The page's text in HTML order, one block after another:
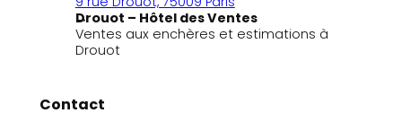
Drouot – Hôtel des Ventes
Ventes aux enchères et estimations à
Drouot
Contact